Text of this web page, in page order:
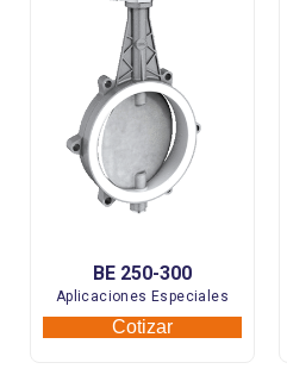
Aplicaciones Especiales
BE 250-300
Cotizar